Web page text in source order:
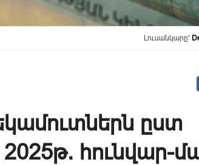
Լուսանկարը՝
ըստ
հունվար-